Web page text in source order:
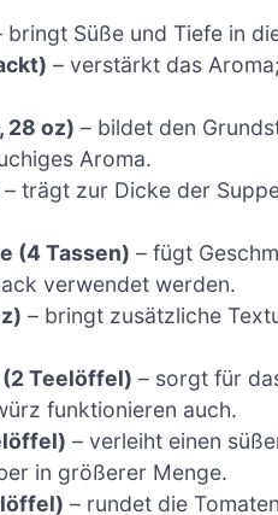
bringt Süße und Tiefe in
– verstärkt das
28 oz) – bildet den
Aroma.
– trägt zur Dicke der
(4 Tassen) – fügt
verwendet werden.
– bringt zusätzliche
Teelöffel) – sorgt für
funktionieren auch.
– verleiht einen
in größerer Menge.
– rundet die